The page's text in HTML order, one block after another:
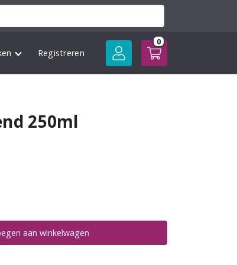
Registreren
0
250ml
aan winkelwagen